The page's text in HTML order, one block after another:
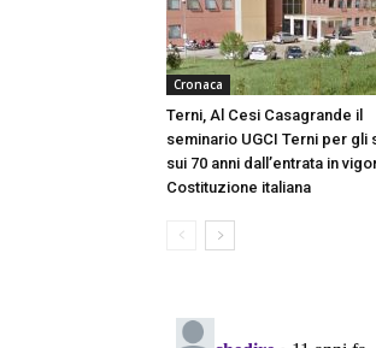
Cronaca
Terni, Al Cesi Casagrande il
seminario UGCI Terni per gli
sui 70 anni dall’entrata in
Costituzione italiana